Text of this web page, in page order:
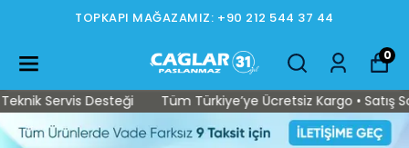
TOPKAPI MAĞAZAMIZ: +90 212 544 37 44
0
Servis Desteği Tüm Türkiye’ye Ücretsiz Kargo • Satış